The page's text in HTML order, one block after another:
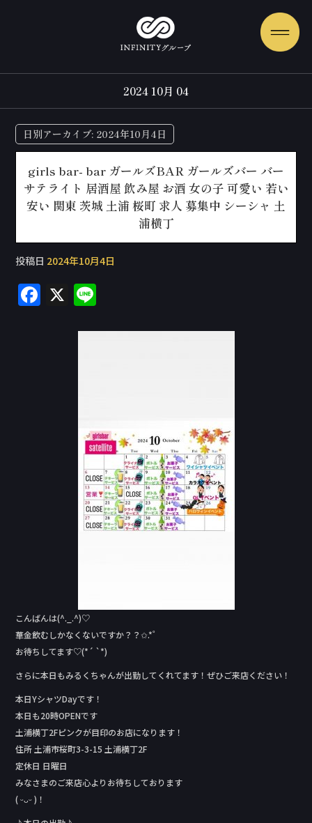
2024 10月 04
日別アーカイブ: 2024年10月4日
girls bar- bar ガールズBAR ガールズバー バー
サテライト 居酒屋 飲み屋 お酒 女の子 可愛い 若い
安い 関東 茨城 土浦 桜町 求人 募集中 シーシャ 土
浦横丁
投稿日 2024年10月4日
F X
e
こんばんは(^._.^)♡
華金飲むしかなくないですか？？✩.*˚
お待ちしてます♡(*´ `*)
さらに本日もみるくちゃんが出勤してくれてます！ぜひご来店ください！
本日YシャツDay‬です！
本日も20時OPENです
土浦横丁2Fピンクが目印のお店になります！
住所 土浦市桜町3-3-15 土浦横丁2F
定休日 日曜日
みなさまのご来店心よりお待ちしております
( ᵕᴗᵕ )！